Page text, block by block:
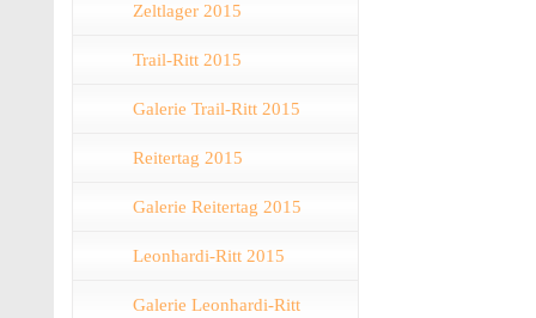
Zeltlager 2015
Trail-Ritt 2015
Galerie Trail-Ritt 2015
Reitertag 2015
Galerie Reitertag 2015
Leonhardi-Ritt 2015
Galerie Leonhardi-Ritt